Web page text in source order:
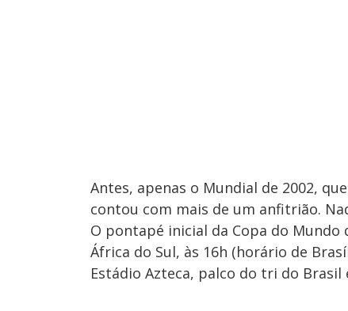
Antes, apenas o Mundial de 2002,
contou com mais de um anfitrião.
O pontapé inicial da Copa do Mundo
África do Sul, às 16h (horário de
Estádio Azteca, palco do tri do Brasil